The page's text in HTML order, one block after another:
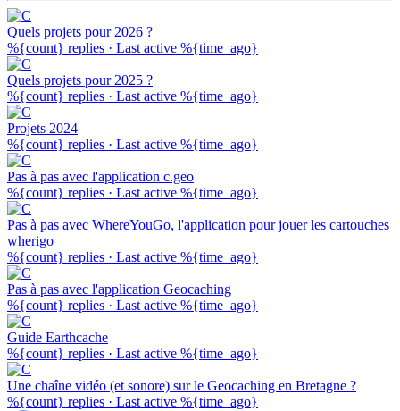
Quels projets pour 2026 ?
%{count} replies · Last active %{time_ago}
Quels projets pour 2025 ?
%{count} replies · Last active %{time_ago}
Projets 2024
%{count} replies · Last active %{time_ago}
Pas à pas avec l'application c.geo
%{count} replies · Last active %{time_ago}
Pas à pas avec WhereYouGo, l'application pour jouer les cartouches
wherigo
%{count} replies · Last active %{time_ago}
Pas à pas avec l'application Geocaching
%{count} replies · Last active %{time_ago}
Guide Earthcache
%{count} replies · Last active %{time_ago}
Une chaîne vidéo (et sonore) sur le Geocaching en Bretagne ?
%{count} replies · Last active %{time_ago}